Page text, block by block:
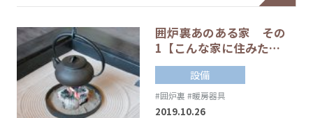
囲炉裏あのある家 その
1【こんな家に住みた…
設備
#囲炉裏 #暖房器具
2019.10.26